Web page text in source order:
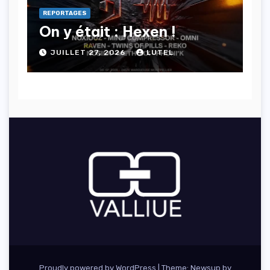
REPORTAGES
On y était : Hexen !
JUILLET 27, 2026 LUTEL
Proudly powered by WordPress Theme: Newsup by